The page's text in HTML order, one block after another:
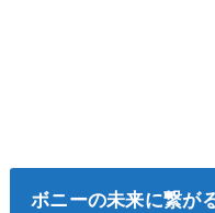
ボニーの未来に繋が